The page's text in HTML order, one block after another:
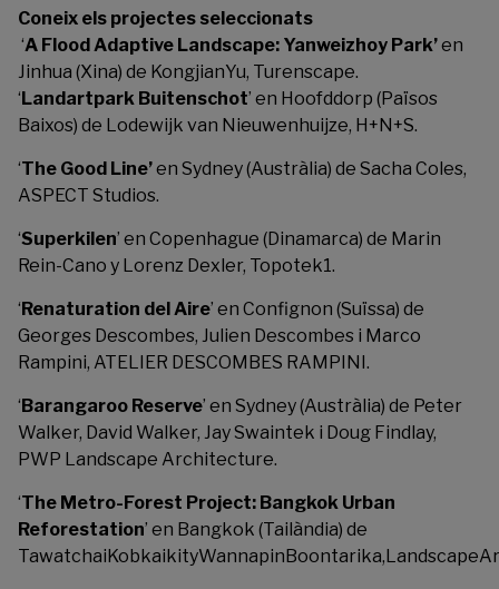
Coneix els projectes seleccionats
‘A Flood Adaptive Landscape: Yanweizhoy Park’en
Jinhua (Xina) de KongjianYu, Turenscape.
‘ Landartpark Buitenschot’ en Hoofddorp (Països
Baixos) de Lodewijk van Nieuwenhuijze, H+N+S.
‘The Good Line’en Sydney (Austràlia) de Sacha Coles,
ASPECT Studios.
‘Superkilen’ en Copenhague (Dinamarca) de Marin
Rein-Cano y Lorenz Dexler, Topotek1.
‘ Renaturation del Aire’ en Confignon (Suïssa) de
Georges Descombes, Julien Descombes i Marco
Rampini, ATELIER DESCOMBES RAMPINI.
‘ Barangaroo Reserve’ en Sydney (Austràlia) de Peter
Walker, David Walker, Jay Swaintek i Doug Findlay,
PWP Landscape Architecture.
‘The Metro-Forest Project: Bangkok Urban
Reforestation’ en Bangkok (Tailàndia) de